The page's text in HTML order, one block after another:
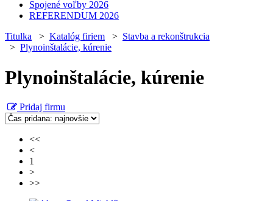
Spojené voľby 2026
REFERENDUM 2026
Titulka > Katalóg firiem > Stavba a rekonštrukcia
> Plynoinštalácie, kúrenie
Plynoinštalácie, kúrenie
Pridaj firmu
<<
<
1
>
>>